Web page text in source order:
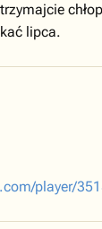
lipca.
player/